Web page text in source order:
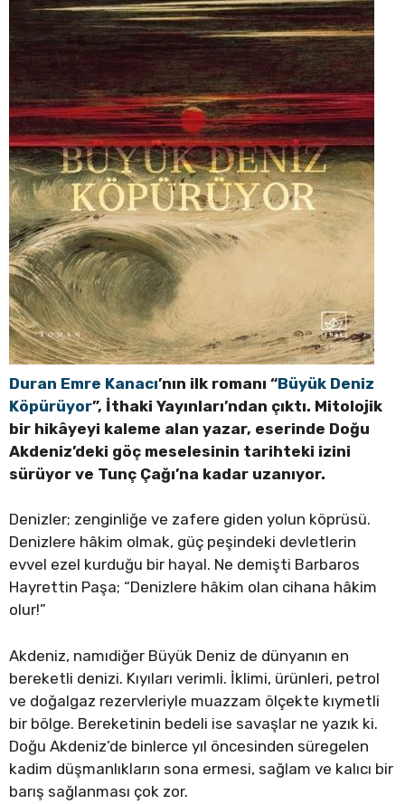
Duran Emre Kanacı’nın ilk romanı “Büyük Deniz
Köpürüyor”, İthaki Yayınları’ndan çıktı. Mitolojik
bir hikâyeyi kaleme alan yazar, eserinde Doğu
Akdeniz’deki göç meselesinin tarihteki izini
sürüyor ve Tunç Çağı’na kadar uzanıyor.
Denizler; zenginliğe ve zafere giden yolun köprüsü.
Denizlere hâkim olmak, güç peşindeki devletlerin
evvel ezel kurduğu bir hayal. Ne demişti Barbaros
Hayrettin Paşa; “Denizlere hâkim olan cihana hâkim
olur!”
Akdeniz, namıdiğer Büyük Deniz de dünyanın en
bereketli denizi. Kıyıları verimli. İklimi, ürünleri, petrol
ve doğalgaz rezervleriyle muazzam ölçekte kıymetli
bir bölge. Bereketinin bedeli ise savaşlar ne yazık ki.
Doğu Akdeniz’de binlerce yıl öncesinden süregelen
kadim düşmanlıkların sona ermesi, sağlam ve kalıcı bir
barış sağlanması çok zor.